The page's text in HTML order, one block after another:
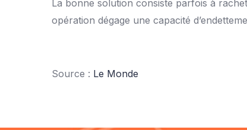
La bonne solution consiste parfois à
opération dégage une capacité
Source : Le Monde